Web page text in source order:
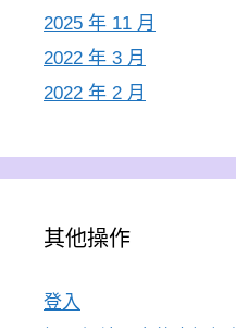
2025 年 11 月
2022 年 3 月
2022 年 2 月
其他操作
登入